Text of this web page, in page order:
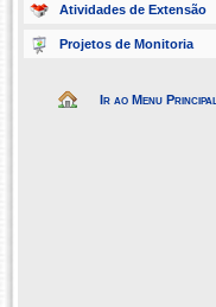
Atividades de Extensão
Projetos de Monitoria
Ir ao Menu Principal